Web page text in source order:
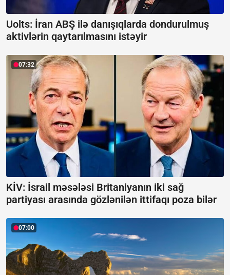
Uolts: İran ABŞ ilə danışıqlarda dondurulmuş
aktivlərin qaytarılmasını istəyir
07:32
KİV: İsrail məsələsi Britaniyanın iki sağ
partiyası arasında gözlənilən ittifaqı poza bilər
07:00